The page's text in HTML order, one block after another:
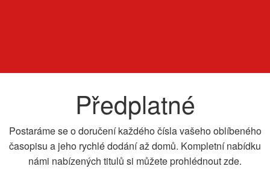
Předplatné
Postaráme se o doručení každého čísla vašeho oblíbeného
časopisu a jeho rychlé dodání až domů. Kompletní nabídku
námi nabízených titulů si můžete prohlédnout zde.